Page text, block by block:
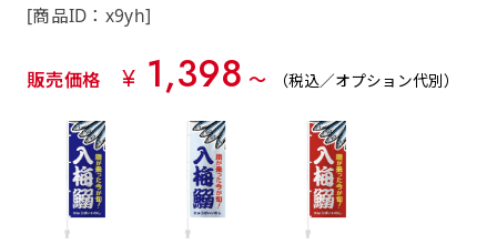
[商品ID：x9yh]
販売価格 ¥ 1,398 〜 （税込／オプション代別）
返事を頂いたあとに製作開始いたします。
入稿（AI／PSD）
購入時の案内に沿って入稿してください。［
対応ファイル：AI／PSDファイル ］
近距離の歩行者や、特に女性の目線を意識したい
近距離の歩行者や、特に女性の目線を意識したい
（上と下）
上下左右
（四辺にチチ） チチ無し ハトメ四隅
ハトメ四隅
（+1営業日）
ハトメ上2つ
（+1営業日）
ハトメ上3つ
（+1営業日）
2本（3分割）の場合だと
文字の上からカットされます